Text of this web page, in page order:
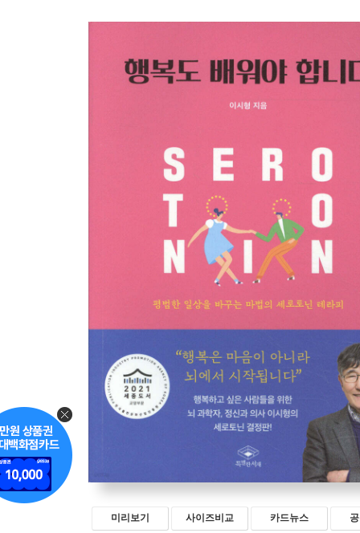
미리보기 사이즈비교 카드뉴스